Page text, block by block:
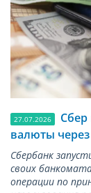
27.07.2026
Сбер
валюты
Сбербанк
своих
операции по